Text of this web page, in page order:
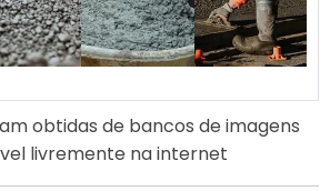
obtidas de bancos de imagens
livremente na internet